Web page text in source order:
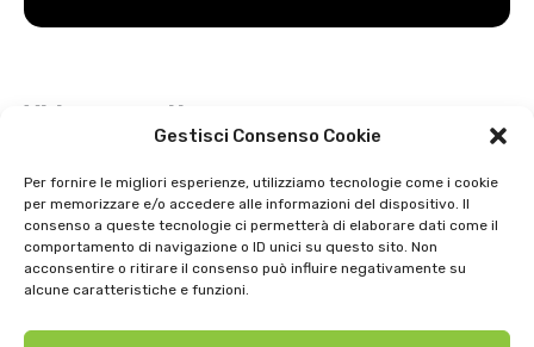
Gestisci Consenso Cookie
Per fornire le migliori esperienze, utilizziamo tecnologie come i cookie
per memorizzare e/o accedere alle informazioni del dispositivo. Il
consenso a queste tecnologie ci permetterà di elaborare dati come il
comportamento di navigazione o ID unici su questo sito. Non
acconsentire o ritirare il consenso può influire negativamente su
alcune caratteristiche e funzioni.
Video recenti
Intervista a Gian Antonio Stella su “L’orda” di Luigi Bardelli 2002
Festa dell’ Unità PDS: interviste 1991